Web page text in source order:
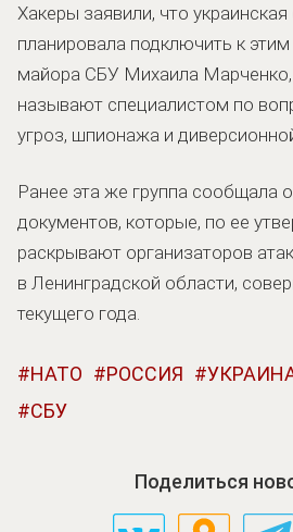
Хакеры заявили, что украинская
планировала подключить к
майора СБУ Михаила Марченко,
называют специалистом по
угроз, шпионажа и
Ранее эта же группа сообщала
документов, которые, по ее
раскрывают организаторов
в Ленинградской области,
текущего года.
НАТО РОССИЯ
СБУ
Поделиться